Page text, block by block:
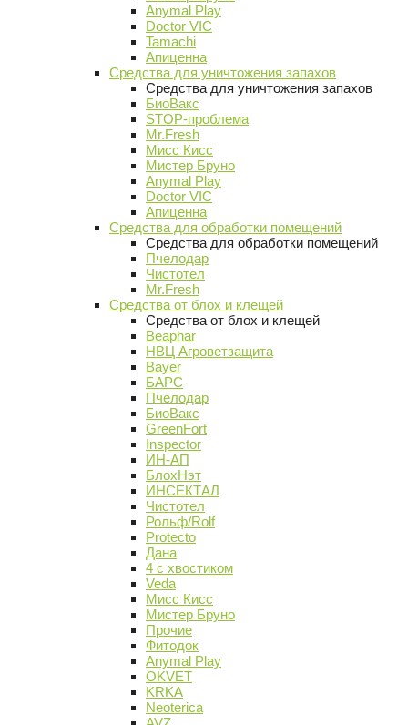
Anymal Play
Doctor VIC
Tamachi
Апиценна
Средства для уничтожения запахов
Средства для уничтожения запахов
БиоВакс
STOP-проблема
Mr.Fresh
Мисс Кисс
Мистер Бруно
Anymal Play
Doctor VIC
Апиценна
Средства для обработки помещений
Средства для обработки помещений
Пчелодар
Чистотел
Mr.Fresh
Средства от блох и клещей
Средства от блох и клещей
Beaphar
НВЦ Агроветзащита
Bayer
БАРС
Пчелодар
БиоВакс
GreenFort
Inspector
ИН-АП
БлохНэт
ИНСЕКТАЛ
Чистотел
Рольф/Rolf
Protecto
Дана
4 с хвостиком
Veda
Мисс Кисс
Мистер Бруно
Прочие
Фитодок
Anymal Play
OKVET
KRKA
Neoterica